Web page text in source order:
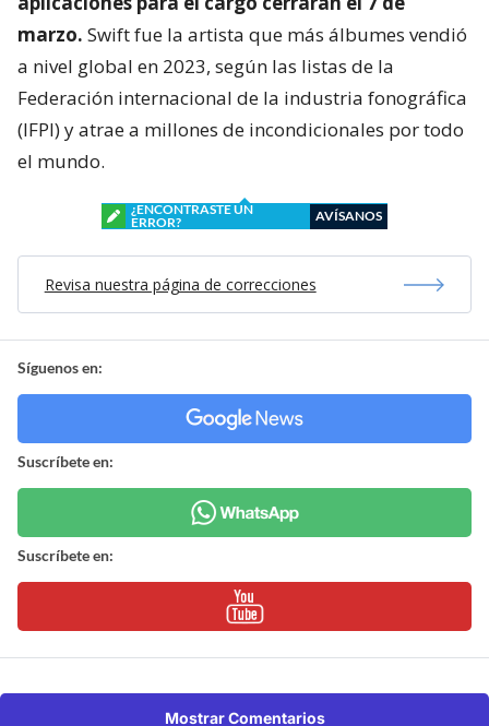
marzo. Swift fue la artista que más álbumes vendió
a nivel global en 2023, según las listas de la
Federación internacional de la industria fonográfica
(IFPI) y atrae a millones de incondicionales por todo
el mundo.
¿ENCONTRASTE UN
ERROR?
AVÍSANOS
Revisa nuestra página de correcciones
Síguenos en:
Suscríbete en:
Suscríbete en:
Mostrar Comentarios